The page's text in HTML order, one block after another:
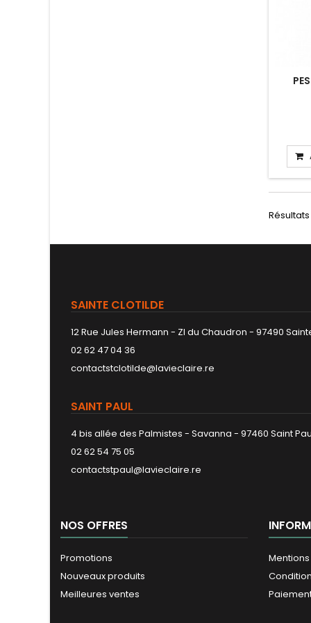
Résultats
SAINTE CLOTILDE
12 Rue Jules Hermann - ZI du Chaudron - 97490
02 62 47 04 36
contactstclotilde@lavieclaire.re
SAINT PAUL
4 bis allée des Palmistes - Savanna - 97460 Saint
02 62 54 75 05
contactstpaul@lavieclaire.re
NOS OFFRES
Promotions
Nouveaux produits
Meilleures ventes